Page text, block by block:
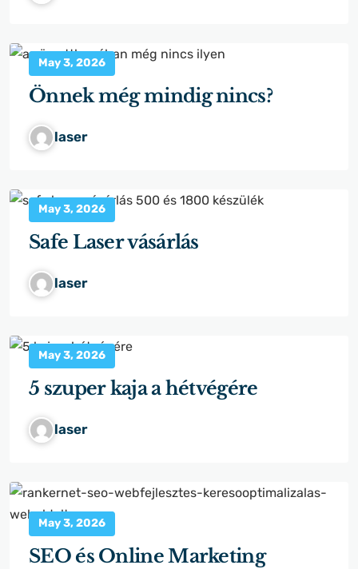
May 3, 2026
Önnek még mindig nincs?
laser
May 3, 2026
Safe Laser vásárlás
laser
May 3, 2026
5 szuper kaja a hétvégére
laser
May 3, 2026
SEO és Online Marketing